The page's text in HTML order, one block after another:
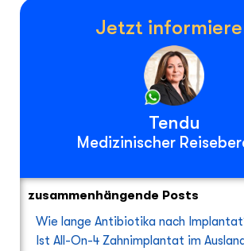
Jetzt
Tendu
Medizinischer
zusammenhängende Posts
Wie lange Antibiotika nach
Ist All-On-4 Zahnimplantat im